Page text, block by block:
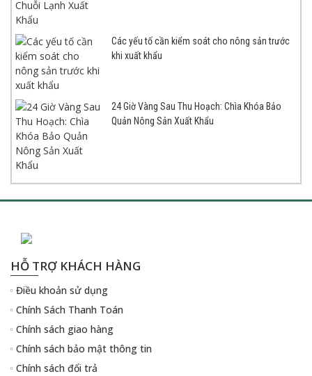
Các yếu tố cần kiểm soát cho nông sản trước
khi xuất khẩu
24 Giờ Vàng Sau Thu Hoạch: Chìa Khóa Bảo
Quản Nông Sản Xuất Khẩu
HỖ TRỢ KHÁCH HÀNG
Điều khoản sử dụng
Chính Sách Thanh Toán
Chính sách giao hàng
Chính sách bảo mật thông tin
Chính sách đổi trả